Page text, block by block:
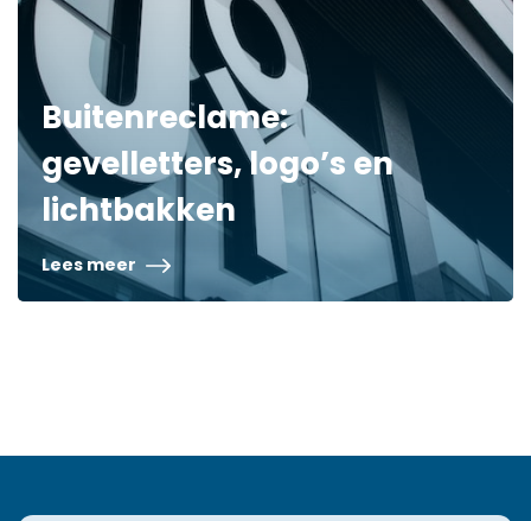
Buitenreclame:
gevelletters, logo’s en
lichtbakken
Lees meer